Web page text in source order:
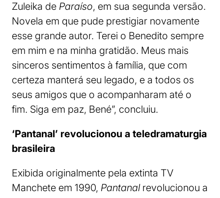
Zuleika de Paraíso, em sua segunda versão.
Novela em que pude prestigiar novamente
esse grande autor. Terei o Benedito sempre
em mim e na minha gratidão. Meus mais
sinceros sentimentos à família, que com
certeza manterá seu legado, e a todos os
seus amigos que o acompanharam até o
fim. Siga em paz, Bené”, concluiu.
‘Pantanal’ revolucionou a teledramaturgia
brasileira
Exibida originalmente pela extinta TV
Manchete em 1990, Pantanalrevolucionou a